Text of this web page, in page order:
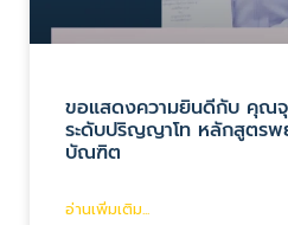
ขอแสดงความยินดีกับ คุณจุ
ระดับปริญญาโท หลักสูตรพ
บัณฑิต
อ่านเพิ่มเติม...